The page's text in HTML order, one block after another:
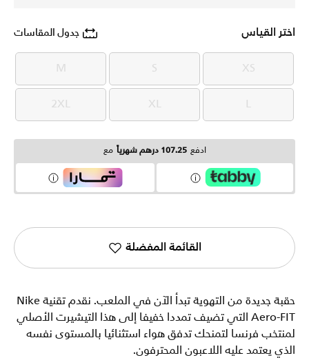
اختر القياس جدول المقاسات
XS
XS
S
S
M
M
L
L
XL
XL
2XL
2XL
ادفع 107.25 درهم شهرياً مع
القائمة المفضلة
حقبة جديدة من التهوية تبدأ الآن في الملعب. نقدم تقنية Nike
Aero-FIT التي تضيف تمددا خفيفا إلى هذا التيشيرت الأصلي
لمنتخب فرنسا لتمنحك تدفق هواء استثنائيا بالمستوى نفسه
الذي يعتمد عليه اللاعبون المحترفون.